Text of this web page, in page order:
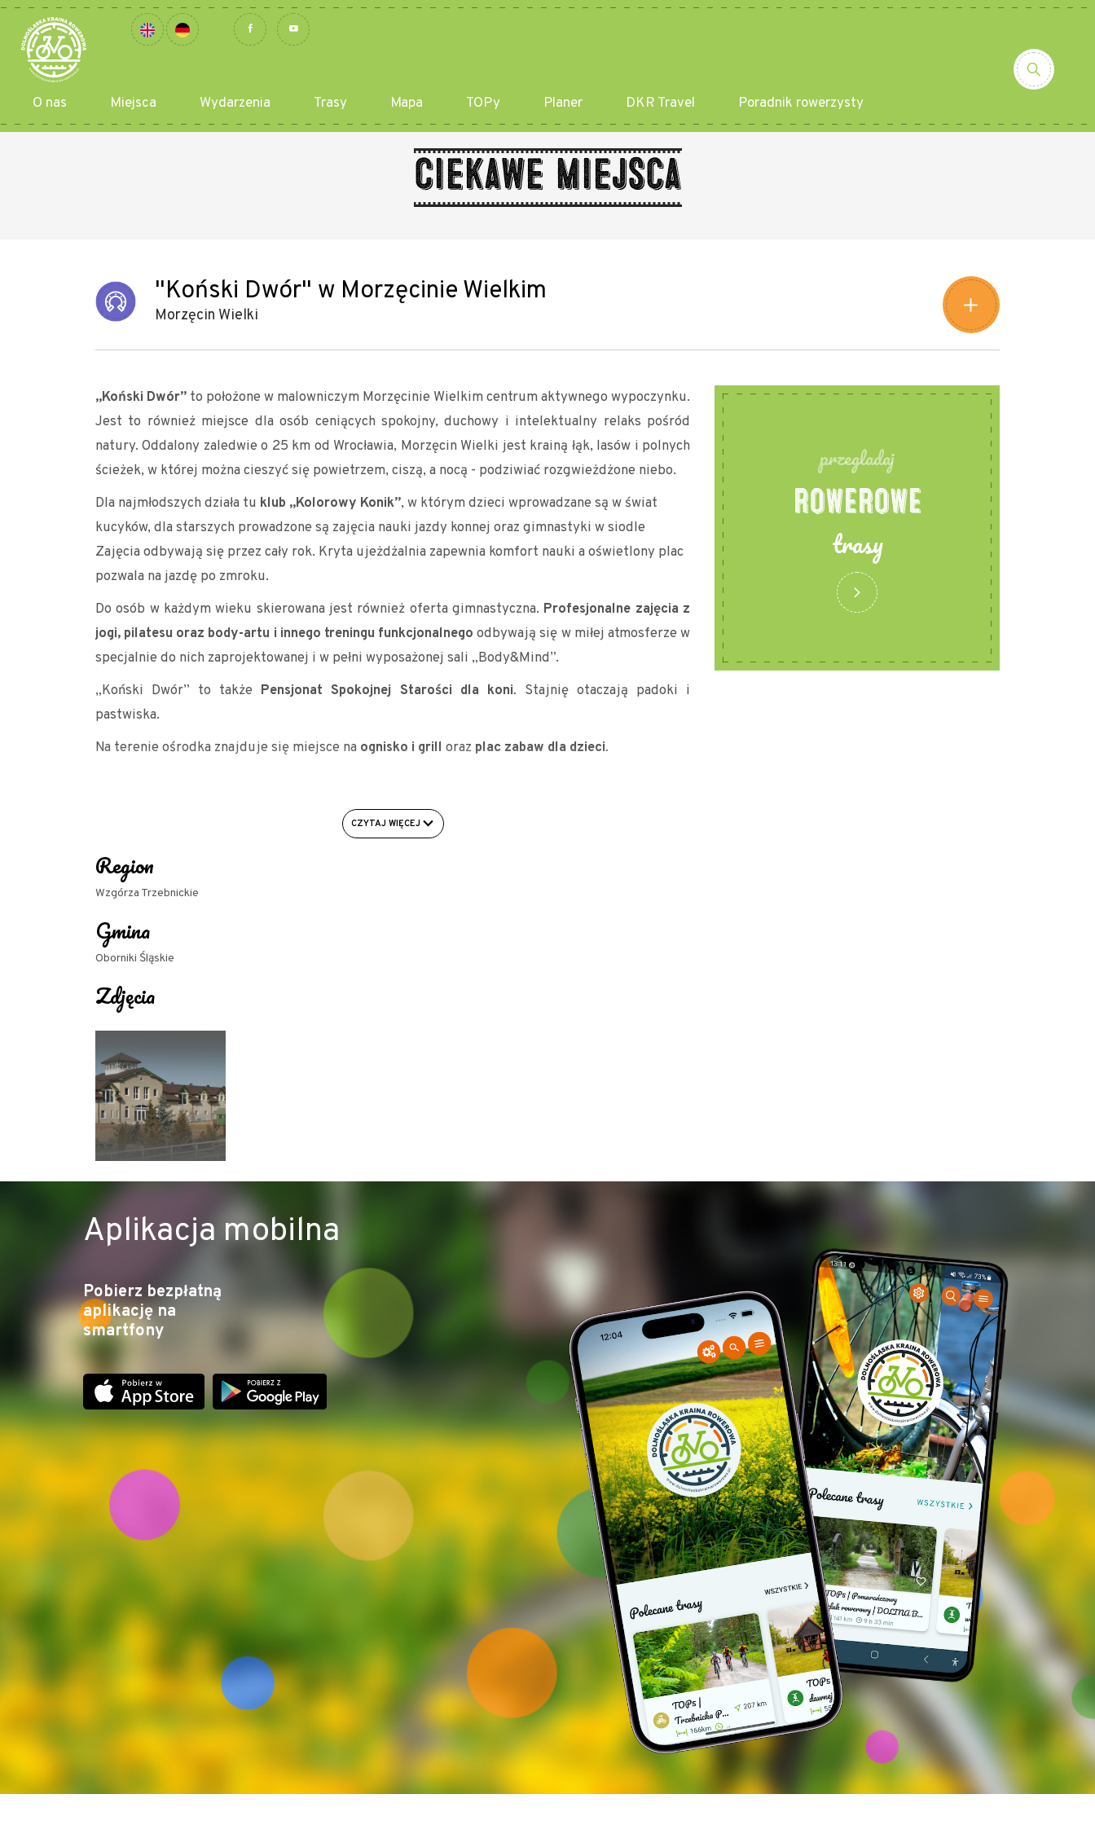
O nas Miejsca Wydarzenia Trasy Mapa TOPy Planer DKR Travel Poradnik rowerzysty
Ciekawe miejsca
"Koński Dwór" w Morzęcinie Wielkim
Morzęcin Wielki
„Koński Dwór” to położone w malowniczym Morzęcinie Wielkim centrum aktywnego wypoczynku.
Jest to również miejsce dla osób ceniących spokojny, duchowy i intelektualny relaks pośród
natury. Oddalony zaledwie o 25 km od Wrocławia, Morzęcin Wielki jest krainą łąk, lasów i polnych
ścieżek, w której można cieszyć się powietrzem, ciszą, a nocą - podziwiać rozgwieżdżone niebo.
Dla najmłodszych działa tu klub „Kolorowy Konik”, w którym dzieci wprowadzane są w świat
kucyków, dla starszych prowadzone są zajęcia nauki jazdy konnej oraz gimnastyki w siodle
Zajęcia odbywają się przez cały rok. Kryta ujeżdżalnia zapewnia komfort nauki a oświetlony plac
pozwala na jazdę po zmroku.
Do osób w każdym wieku skierowana jest również oferta gimnastyczna. Profesjonalne zajęcia z
jogi, pilatesu oraz body-artu i innego treningu funkcjonalnego odbywają się w miłej atmosferze w
specjalnie do nich zaprojektowanej i w pełni wyposażonej sali „Body&Mind”.
„Koński Dwór” to także Pensjonat Spokojnej Starości dla koni. Stajnię otaczają padoki i
pastwiska.
Na terenie ośrodka znajduje się miejsce na ognisko i grill oraz plac zabaw dla dzieci.
CZYTAJ WIĘCEJ
Region
Wzgórza Trzebnickie
Gmina
Oborniki Śląskie
Zdjęcia
przegladaj
ROWEROWE
trasy
Aplikacja mobilna
Pobierz bezpłatną
aplikację na
smartfony